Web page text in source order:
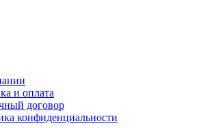
и оплата
договор
конфиденциальности